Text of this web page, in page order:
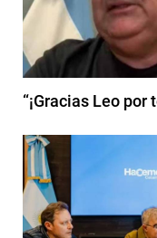
“¡Gracias Leo